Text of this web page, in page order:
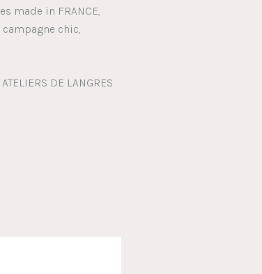
made in FRANCE
campagne chic
ATELIERS DE LANGRES